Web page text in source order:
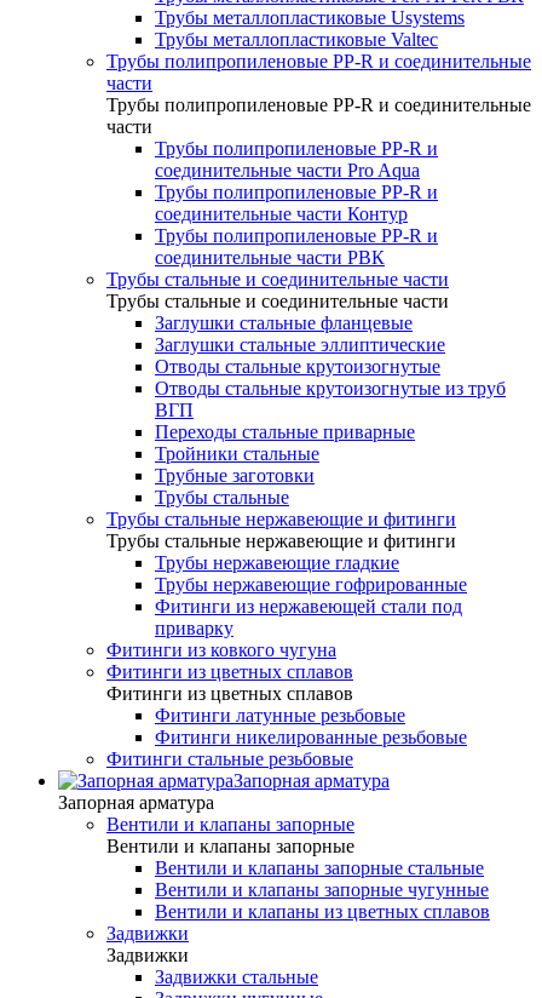
Трубы металлопластиковые Usystems
Трубы металлопластиковые Valtec
Трубы полипропиленовые PP-R и соединительные
части
Трубы полипропиленовые PP-R и соединительные
части
Трубы полипропиленовые PP-R и
соединительные части Pro Aqua
Трубы полипропиленовые PP-R и
соединительные части Контур
Трубы полипропиленовые PP-R и
соединительные части РВК
Трубы стальные и соединительные части
Трубы стальные и соединительные части
Заглушки стальные фланцевые
Заглушки стальные эллиптические
Отводы стальные крутоизогнутые
Отводы стальные крутоизогнутые из труб
ВГП
Переходы стальные приварные
Тройники стальные
Трубные заготовки
Трубы стальные
Трубы стальные нержавеющие и фитинги
Трубы стальные нержавеющие и фитинги
Трубы нержавеющие гладкие
Трубы нержавеющие гофрированные
Фитинги из нержавеющей стали под
приварку
Фитинги из ковкого чугуна
Фитинги из цветных сплавов
Фитинги из цветных сплавов
Фитинги латунные резьбовые
Фитинги никелированные резьбовые
Фитинги стальные резьбовые
Запорная арматура
Запорная арматура
Вентили и клапаны запорные
Вентили и клапаны запорные
Вентили и клапаны запорные стальные
Вентили и клапаны запорные чугунные
Вентили и клапаны из цветных сплавов
Задвижки
Задвижки
Задвижки стальные